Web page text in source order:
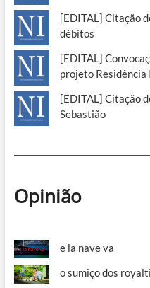
[EDITAL] Citação
débitos
[EDITAL]
projeto Residência
[EDITAL] Citação
Sebastião
Opinião
e la nave va
o sumiço dos